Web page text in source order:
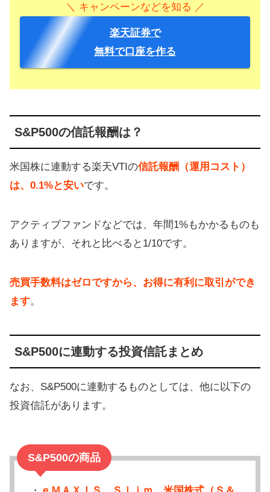
＼ キャンペーンなどを知る ／
楽天証券で
無料で口座を作る
S&P500の信託報酬は？
米国株に連動する楽天VTIの信託報酬（運用コスト）
は、0.1%と安いです。
アクティブファンドなどでは、年間1%もかかるものも
ありますが、それと比べると1/10です。
売買手数料はゼロですから、お得に有利に取引ができ
ます。
S&P500に連動する投資信託まとめ
なお、S&P500に連動するものとしては、他に以下の
投資信託があります。
S&P500の商品